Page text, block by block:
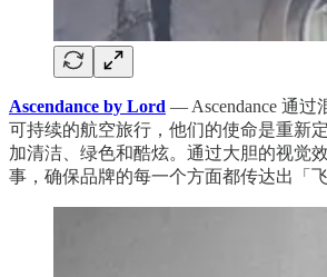
Ascendance by Lord — Ascendance 通过
可持续的航空旅行，他们的使命是重新
加清洁、绿色和酷炫。通过大胆的视觉
事，确保品牌的每一个方面都传达出「